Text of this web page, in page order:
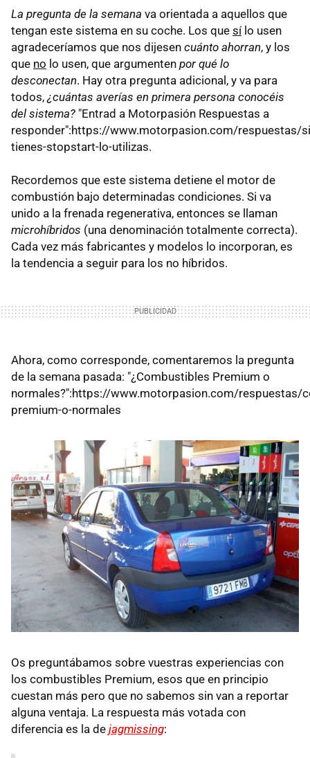
La pregunta de la semana va orientada a aquellos que
tengan este sistema en su coche. Los que sílo usen
agradeceríamos que nos dijesen cuánto ahorran, y los
que no lo usen, que argumenten por qué lo
desconectan. Hay otra pregunta adicional, y va para
todos, ¿cuántas averías en primera persona conocéis
del sistema? "Entrad a Motorpasión Respuestas a
responder":https://www.motorpasion.com/respuestas/
tienes-stopstart-lo-utilizas.
Recordemos que este sistema detiene el motor de
combustión bajo determinadas condiciones. Si va
unido a la frenada regenerativa, entonces se llaman
microhíbridos (una denominación totalmente correcta).
Cada vez más fabricantes y modelos lo incorporan, es
la tendencia a seguir para los no híbridos.
Ahora, como corresponde, comentaremos la pregunta
de la semana pasada: "¿Combustibles Premium o
normales?":https://www.motorpasion.com/respuestas/
premium-o-normales
Os preguntábamos sobre vuestras experiencias con
los combustibles Premium, esos que en principio
cuestan más pero que no sabemos sin van a reportar
alguna ventaja. La respuesta más votada con
diferencia es la de jagmissing: